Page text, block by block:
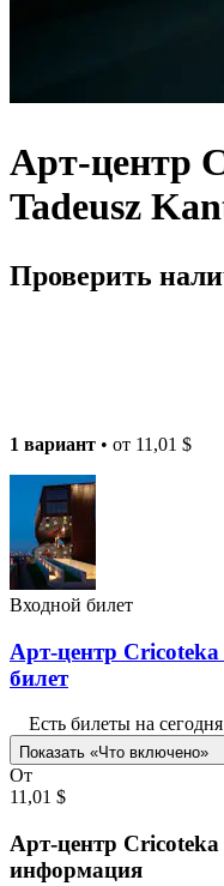
Арт-центр
Tadeusz
Проверить
1 вариант • от 11,01 $
Входной билет
Арт-центр
билет
Есть билеты на сегодня
Показать «Что включено»
От
11,01 $
Арт-центр
информация